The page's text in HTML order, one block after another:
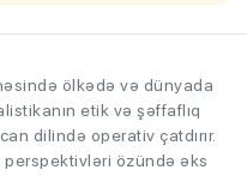
ölkədə və dünyada
etik və şəffaflıq
dilində operativ çatdırır.
özündə əks